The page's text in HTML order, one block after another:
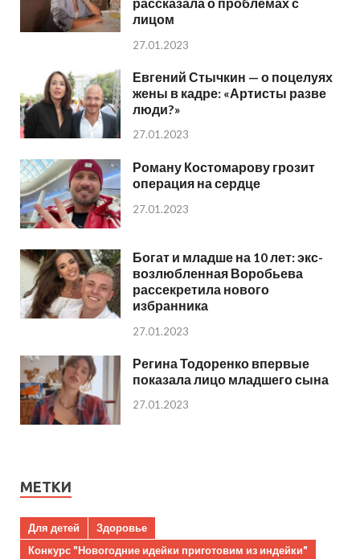
лицом
27.01.2023
Евгений Стычкин — о поцелуях
жены в кадре: «Артисты разве
люди?»
27.01.2023
Роману Костомарову грозит
операция на сердце
27.01.2023
Богат и младше на 10 лет: экс-
возлюбленная Воробьева
рассекретила нового
избранника
27.01.2023
Регина Тодоренко впервые
показала лицо младшего сына
27.01.2023
МЕТКИ
Для детей
Здоровье
Конкурс "Новогодние идейки приготовим из индейки"